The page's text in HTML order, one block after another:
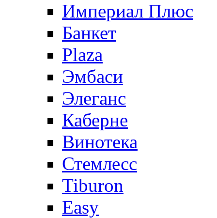
Империал Плюс
Банкет
Plaza
Эмбаси
Элеганс
Каберне
Винотека
Стемлесс
Tiburon
Easy